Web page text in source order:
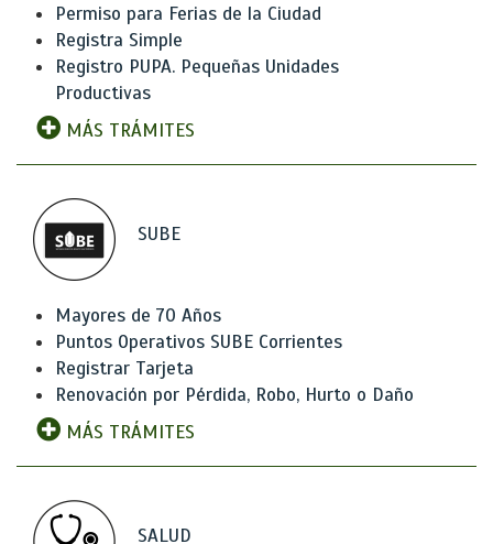
Permiso para Ferias de la Ciudad
Registra Simple
Registro PUPA. Pequeñas Unidades
Productivas
MÁS TRÁMITES
SUBE
Mayores de 70 Años
Puntos Operativos SUBE Corrientes
Registrar Tarjeta
Renovación por Pérdida, Robo, Hurto o Daño
MÁS TRÁMITES
SALUD